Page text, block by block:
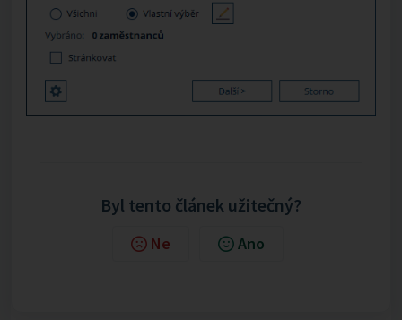
Byl tento článek užitečný?
Ne Ano